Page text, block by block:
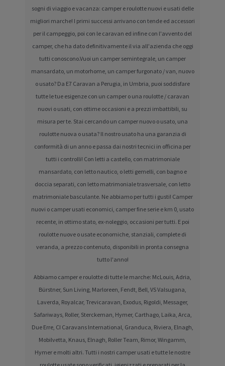
sogni di viaggio e vacanza: camper e roulotte nuovi e usati delle
migliori marche! I primi successi arrivano con tende ed accessori
per il campeggio, poi con le caravan ed infine con l'avvento del
camper, che ha dato definitivamente il via all'azienda che oggi
tutti conoscono.Vuoi un camper semintegrale, un camper
mansardato, un motorhome, un camper furgonato / van, nuovo
o usato? Da E7 Caravan a Perugia, in Umbria, puoi soddisfare
tutte le tue esigenze con un camper o una roulotte / caravan
nuovi o usati, con ottime occasioni e a prezzi imbattibili, su
misura per te. Stai cercando un camper nuovo o usato, una
roulotte nuova o usata? Il nostro usato ha una garanzia di
conformità di un anno e passa dai nostri tecnici in officina per
tutti i controlli! Con letti a castello, con matrimoniale
mansardato, con letto nautico, o letti gemelli, con bagno e
doccia separati, con letto matrimoniale trasversale, con letto
matrimoniale basculante. Ne abbiamo per tutti i gusti! Camper
nuovi o camper usati economici, camper fine serie e km 0, usato
recente, in ottimo stato, ex-noleggio, occasioni per tutti. E poi
roulotte nuove o usate economiche, stanziali, complete di
veranda, a prezzo contenuto, disponibili in pronta consegna
tutto l'anno!
Abbiamo camper e roulotte di tutte le marche: McLouis, Adria,
Bürstner, Sun Living, Marloreen, Fendt, Bell, VS Valsugana,
Laverda, Royalcar, Trevicaravan, Exodus, Rigoldi, Messager,
Safariways, Roller, Sterckeman, Hymer, Carthago, Laika, Arca,
Due Erre, CI Caravans International, Granduca, Riviera, Elnagh,
Mobilvetta, Knaus, Elnagh, Roller Team, Rimor, Wingamm,
Hymer e molti altri. Tutti i nostri camper usati e tutte le nostre